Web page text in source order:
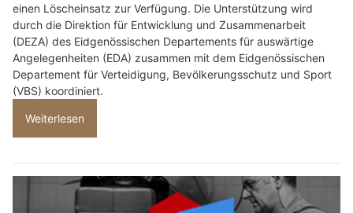
einen Löscheinsatz zur Verfügung. Die Unterstützung wird
durch die Direktion für Entwicklung und Zusammenarbeit
(DEZA) des Eidgenössischen Departements für auswärtige
Angelegenheiten (EDA) zusammen mit dem Eidgenössischen
Departement für Verteidigung, Bevölkerungsschutz und Sport
(VBS) koordiniert.
Weiterlesen